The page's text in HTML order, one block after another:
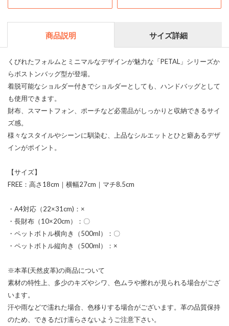
商品説明 サイズ詳細
くびれたフォルムとミニマルなデザインが魅力な「PETAL」シリーズか
らボストンバッグ型が登場。
着脱可能なショルダー付きでショルダーとしても、ハンドバッグとして
も使用できます。
財布、スマートフォン、ポーチなど必需品がしっかりと収納できるサイ
ズ感。
様々なスタイルやシーンに馴染む、上品なシルエットとひと癖あるデザ
インがポイント。
【サイズ】
FREE：高さ18cm｜横幅27cm｜マチ8.5cm
・A4対応（22×31cm)：×
・長財布（10×20cm）：〇
・ペットボトル横向き（500ml）：〇
・ペットボトル縦向き（500ml）：×
※本革(天然皮革)の商品について
素材の特性上、多少のキズやシワ、色ムラや擦れが見られる場合がござ
います。
汗や雨などで濡れた場合、色移りする場合がございます。革の品質保持
のため、できるだけ濡らさないようご注意下さい。